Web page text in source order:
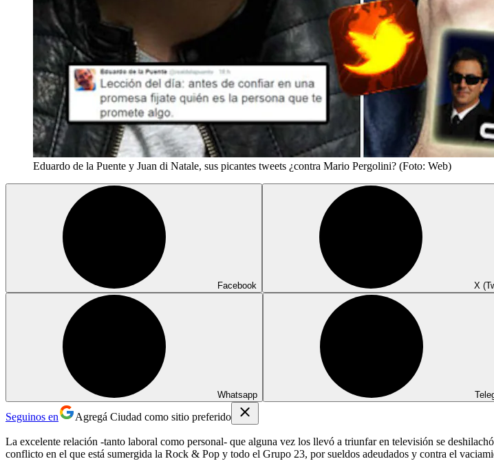
Eduardo de la Puente y Juan di Natale, sus picantes tweets ¿contra Mario Pergolini? (Foto: Web)
Facebook X
Whatsapp
Seguinos en Agregá Ciudad como sitio preferido
La excelente relación -tanto laboral como personal- que alguna vez los llevó a triunfar en televisión se
conflicto en el que está sumergida la Rock & Pop y todo el Grupo 23, por sueldos adeudados y contra el